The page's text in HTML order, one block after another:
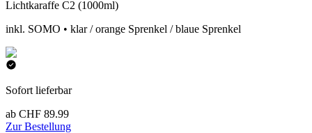
Lichtkaraffe C2 (1000ml)
inkl. SOMO • klar / orange Sprenkel / blaue Sprenkel
Sofort lieferbar
ab CHF 89.99
Zur Bestellung